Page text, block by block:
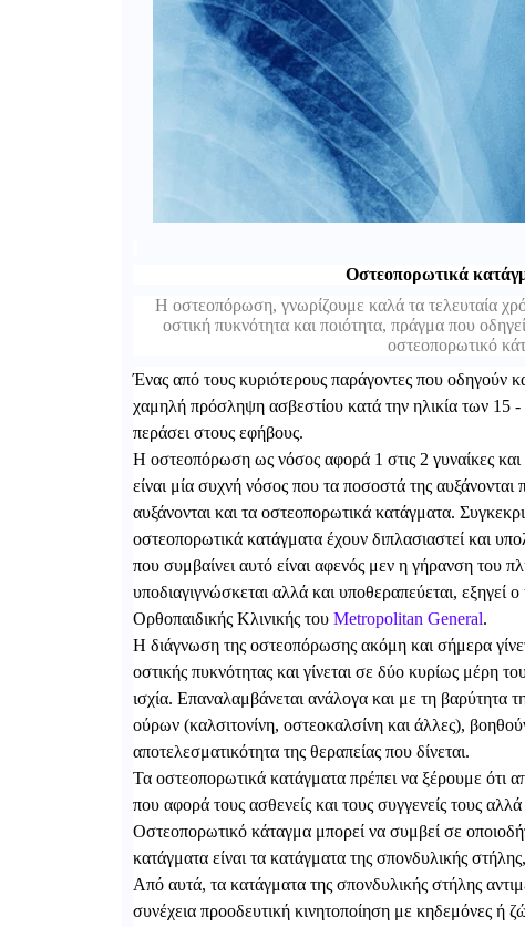
Οστεοπορωτικά
Η οστεοπόρωση, γνωρίζουμε καλά τα τελευταία
οστική πυκνότητα και ποιότητα, πράγμα που
οστεοπορωτικό
Ένας από τους κυριότερους παράγοντες που οδηγούν
χαμηλή πρόσληψη ασβεστίου κατά την ηλικία των 15
περάσει στους εφήβους.
Η οστεοπόρωση ως νόσος αφορά 1 στις 2 γυναίκες
είναι μία συχνή νόσος που τα ποσοστά της αυξάνονται
αυξάνονται και τα οστεοπορωτικά κατάγματα.
οστεοπορωτικά κατάγματα έχουν διπλασιαστεί και
που συμβαίνει αυτό είναι αφενός μεν η γήρανση του
υποδιαγιγνώσκεται αλλά και υποθεραπεύεται, εξηγεί ο
Ορθοπαιδικής Κλινικής του Metropolitan General.
Η διάγνωση της οστεοπόρωσης ακόμη και σήμερα
οστικής πυκνότητας και γίνεται σε δύο κυρίως μέρη
ισχία. Επαναλαμβάνεται ανάλογα και με τη βαρύτητα
ούρων (καλσιτονίνη, οστεοκαλσίνη και άλλες),
αποτελεσματικότητα της θεραπείας που δίνεται.
Τα οστεοπορωτικά κατάγματα πρέπει να ξέρουμε ότι
που αφορά τους ασθενείς και τους συγγενείς τους
Οστεοπορωτικό κάταγμα μπορεί να συμβεί σε
κατάγματα είναι τα κατάγματα της σπονδυλικής
Από αυτά, τα κατάγματα της σπονδυλικής στήλης
συνέχεια προοδευτική κινητοποίηση με κηδεμόνες ή